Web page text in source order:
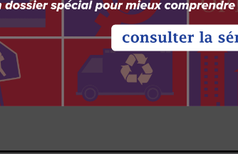
vous avez des questions ou des
que vous venez de lire? Faites partie de
un lien expliquant comment faire.